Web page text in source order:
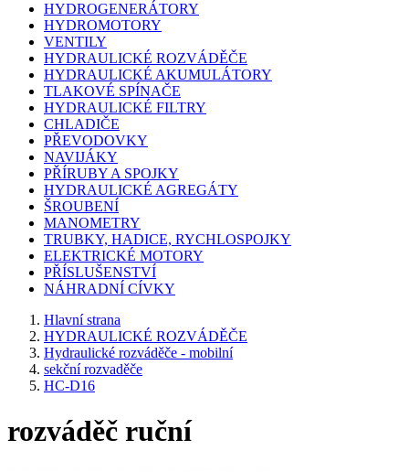
HYDROGENERÁTORY
HYDROMOTORY
VENTILY
HYDRAULICKÉ ROZVÁDĚČE
HYDRAULICKÉ AKUMULÁTORY
TLAKOVÉ SPÍNAČE
HYDRAULICKÉ FILTRY
CHLADIČE
PŘEVODOVKY
NAVIJÁKY
PŘÍRUBY A SPOJKY
HYDRAULICKÉ AGREGÁTY
ŠROUBENÍ
MANOMETRY
TRUBKY, HADICE, RYCHLOSPOJKY
ELEKTRICKÉ MOTORY
PŘÍSLUŠENSTVÍ
NÁHRADNÍ CÍVKY
Hlavní strana
HYDRAULICKÉ ROZVÁDĚČE
Hydraulické rozváděče - mobilní
sekční rozvaděče
HC-D16
rozváděč ruční